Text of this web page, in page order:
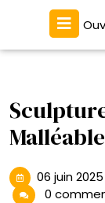
06 juin 2025
0